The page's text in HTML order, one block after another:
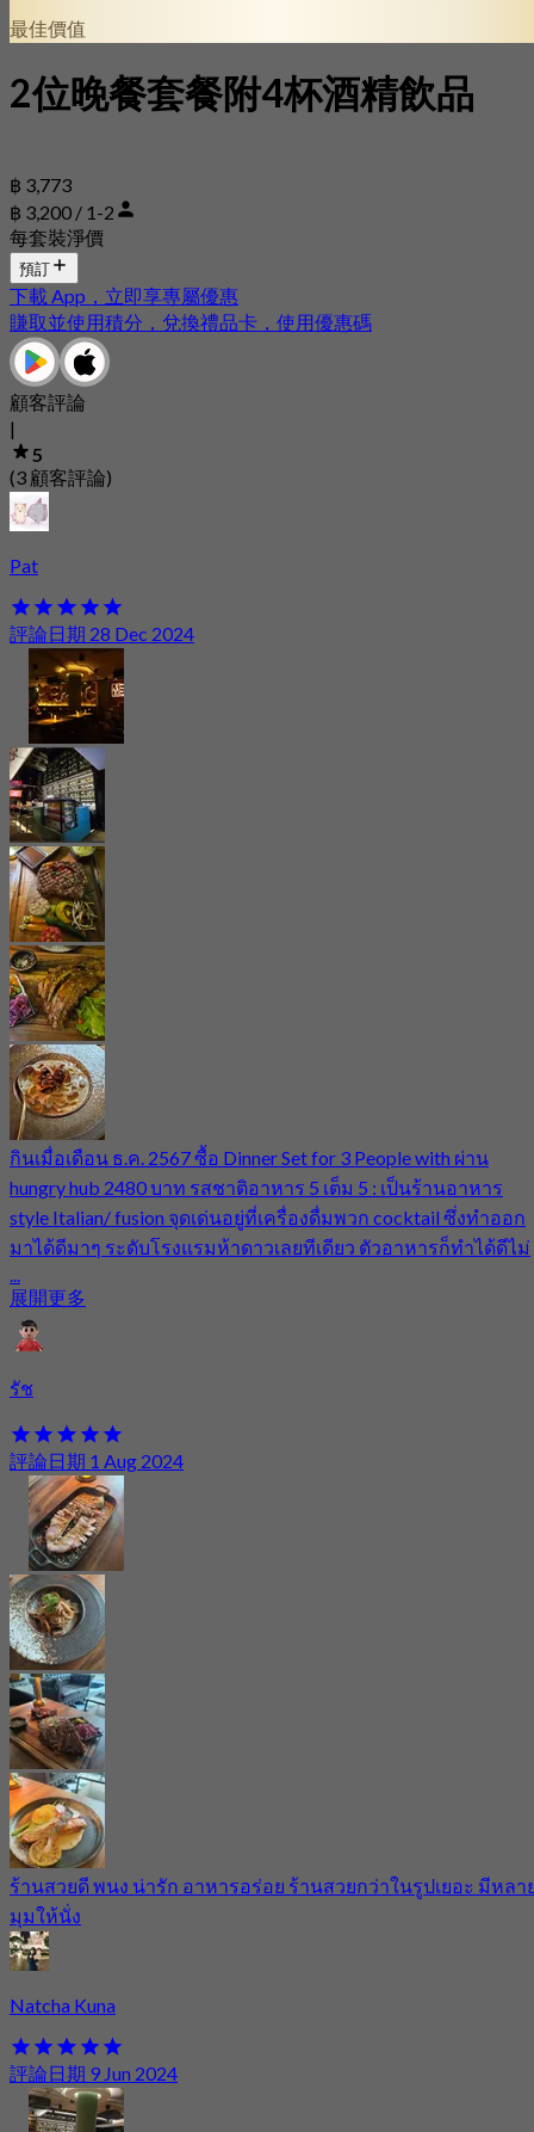
最佳價值
2位晚餐套餐附4杯酒精飲品
฿ 3,773
฿ 3,200 / 1-2
每套裝淨價
預訂
下載 App，立即享專屬優惠
賺取並使用積分，兌換禮品卡，使用優惠碼
顧客評論
|
5
(3 顧客評論)
Pat
評論日期 28 Dec 2024
กินเมื่อเดือน ธ.ค. 2567 ซื้อ Dinner Set for 3 People with ผ่าน
hungry hub 2480 บาท รสชาติอาหาร 5 เต็ม 5 : เป็นร้านอาหาร
style Italian/ fusion จุดเด่นอยู่ที่เครื่องดื่มพวก cocktail ซึ่งทำออก
มาได้ดีมาๆ ระดับโรงแรมห้าดาวเลยทีเดียว ตัวอาหารก็ทำได้ดีไม่
...
展開更多
รัช
評論日期 1 Aug 2024
ร้านสวยดี พนง น่ารัก อาหารอร่อย ร้านสวยกว่าในรูปเยอะ มีหลา
มุมให้นั่ง
Natcha Kuna
評論日期 9 Jun 2024